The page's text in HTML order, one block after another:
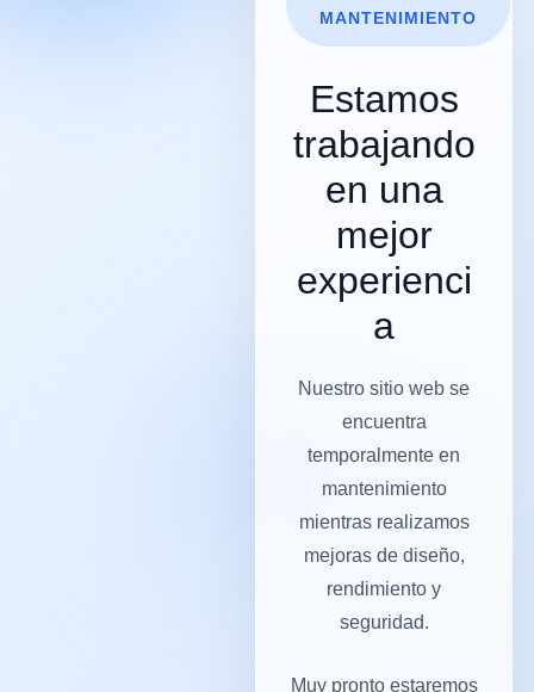
MANTENIMIENTO
Estamos
trabajando
en una
mejor
experienci
a
Nuestro sitio web se
encuentra
temporalmente en
mantenimiento
mientras realizamos
mejoras de diseño,
rendimiento y
seguridad.
Muy pronto estaremos